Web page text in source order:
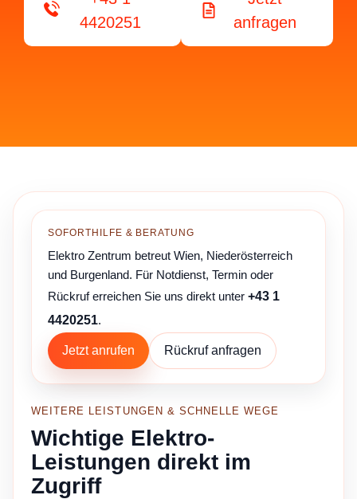
4420251
anfragen
SOFORTHILFE & BERATUNG
Elektro Zentrum betreut Wien, Niederösterreich
und Burgenland. Für Notdienst, Termin oder
Rückruf erreichen Sie uns direkt unter +43 1
4420251.
Jetzt anrufen Rückruf anfragen
WEITERE LEISTUNGEN & SCHNELLE WEGE
Wichtige Elektro-
Leistungen direkt im
Zugriff